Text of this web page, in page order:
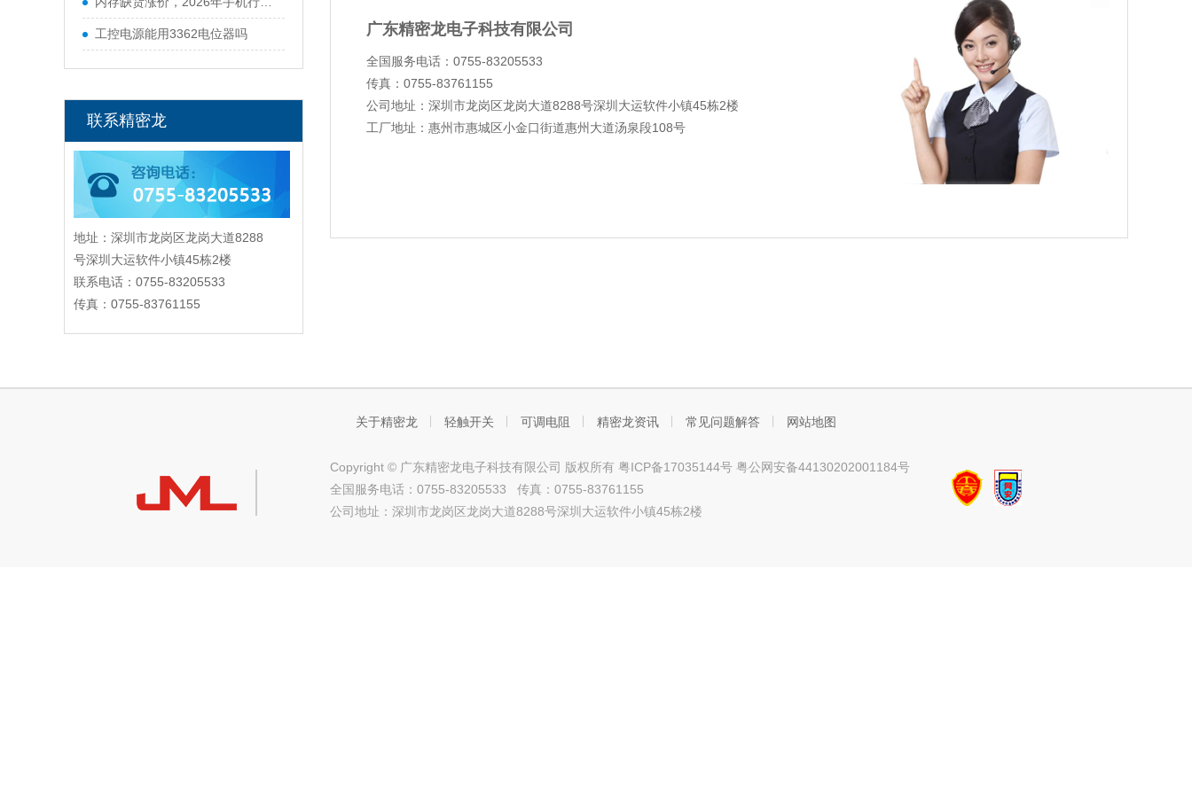
工控电源能用3362电位器吗
联系精密龙
地址：深圳市龙岗区龙岗大道8288
号深圳大运软件小镇45栋2楼
联系电话：0755-83205533
传真：0755-83761155
广东精密龙电子科技有限公司
全国服务电话：0755-83205533
传真：0755-83761155
公司地址：深圳市龙岗区龙岗大道8288号深圳大运软件小镇45栋2楼
工厂地址：惠州市惠城区小金口街道惠州大道汤泉段108号
关于精密龙 轻触开关 可调电阻 精密龙资讯 常见问题解答 网站地图
Copyright © 广东精密龙电子科技有限公司 版权所有 粤ICP备17035144号 粤公网安备44130202001184号
全国服务电话：0755-83205533 传真：0755-83761155
公司地址：深圳市龙岗区龙岗大道8288号深圳大运软件小镇45栋2楼